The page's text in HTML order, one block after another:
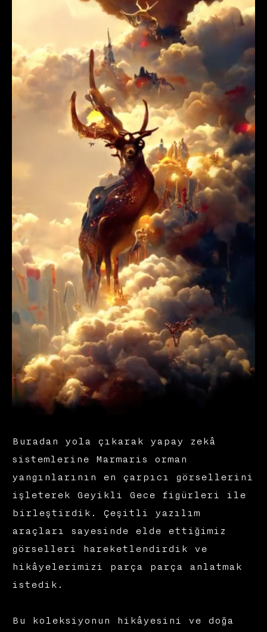
Buradan yola çıkarak yapay zekâ
sistemlerine Marmaris orman
yangınlarının en çarpıcı görsellerini
işleterek Geyikli Gece figürleri ile
birleştirdik. Çeşitli yazılım
araçları sayesinde elde ettiğimiz
görselleri hareketlendirdik ve
hikâyelerimizi parça parça anlatmak
istedik.
Bu koleksiyonun hikâyesini ve doğa